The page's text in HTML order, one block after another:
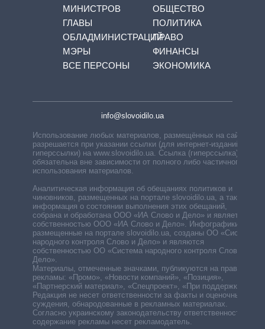
МИНИСТРОВ
ГЛАВЫ
ОБЛАДМИНИСТРАЦИЙ
МЭРЫ
ВСЕ ПЕРСОНЫ
ОБЩЕСТВО
ПОЛИТИКА
ПРАВО
ФИНАНСЫ
ЭКОНОМИКА
info@slovoidilo.ua
Использование любых материалов, размещённых на сайте,
разрешается при указании ссылки (для интернет-изданий —
гиперссылки) на www.slovoidilo.ua. Ссылка (гиперссылка)
обязательна вне зависимости от полного либо частичного
использования материалов.
Аналитическая информация об обещаниях политиков и
чиновников, размещенных на портале slovoidilo.ua, а также
информация о состоянии выполнения этих обещаний,
собрана и обработана ООО «ИА Слово и Дело» и является
собственностью ООО «ИА Слово и Дело». Инфографики,
размещенные на портале slovoidilo.ua, созданы ОО «Система
народного контроля Слово и Дело» и являются
собственностью ОО «Система народного контроля Слово и
Дело».
Материалы, отмеченные значками, публикуются на правах
рекламы: «Промо», «Новости компаний», «Позиция»,
«Партнерский материал», «Спецпроект», «При поддержке».
Редакция не несет ответственности за факты и оценочные
суждения, обнародованные в рекламных материалах.
Согласно украинскому законодательству ответственность за
содержание рекламы несет рекламодатель.